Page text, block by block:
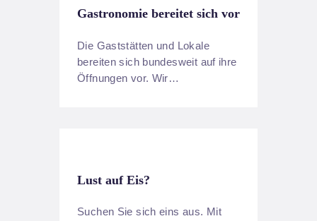
Gastronomie bereitet sich vor
Die Gaststätten und Lokale
bereiten sich bundesweit auf ihre
Öffnungen vor. Wir…
Lust auf Eis?
Suchen Sie sich eins aus. Mit